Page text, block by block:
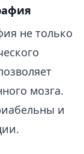
не только
мозга.
и